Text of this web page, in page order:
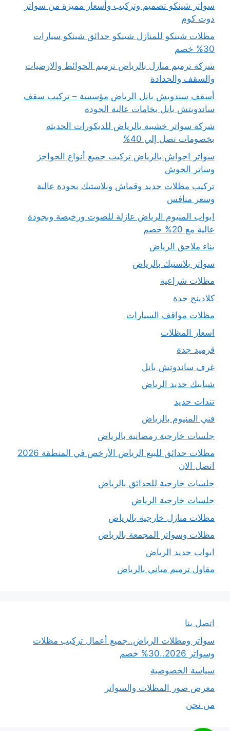
سواتر شينكو تصميم وتركيب وأسعار مميزة من سواتر
دوت كوم
مظلات شينكو للمنازل شينكو حدائق شينكو سيارات
30% خصم
شركة ترميم منازل بالرياض ترميم الحوائط والارضيات
والسقف والحدادة
أسقف سندويش بانل الرياض مؤسسة – تركيب سقف
ساندويتش بانل بخامات عالية الجودة
شركة سواتر خشبية بالرياض للديكورات الحديثة
بخصومات تصل إلي 40%
سواتر احواش بالرياض تركيب جميع أنواع الحواجز
وساتر الحوش
تركيب مظلات حديد وقماش وبلاستيك بجودة عالية
وسعر منافس
ابواب المنيوم الرياض عازلة للصوت ورخيصة وبجودة
عالية مع 20% خصم
بناء ملاحق الرياض
سواتر بلاستيك بالرياض
مظلات شراعية
كلادينج جدة
مظلات مواقف السيارات
اسعار المظلات
قرميد جدة
غرف ساندوتش بانل
شبابيك حديد الرياض
تندات حديد
فني المنيوم بالرياض
جلسات خارجية رمضانية بالرياض
مظلات حدائق للبيع الرياض الأرخص في المنطقة 2026
اتصل الان
جلسات خارجية للحدائق بالرياض
جلسات خارجية الرياض
مظلات منازل خارجية بالرياض
مظلات وسواتر المجمعة بالرياض
ابواب حديد الرياض
مقاول ترميم مباني بالرياض
اتصل بنا
سواتر ومظلات الرياض..جميع أعمال تركيب مظلات
وسواتر 2026..30% خصم
سياسة الخصوصية
معرض صور المظلات والسواتر
من نحن